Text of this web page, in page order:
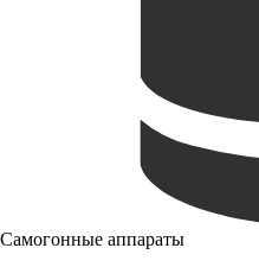
Самогонные аппараты